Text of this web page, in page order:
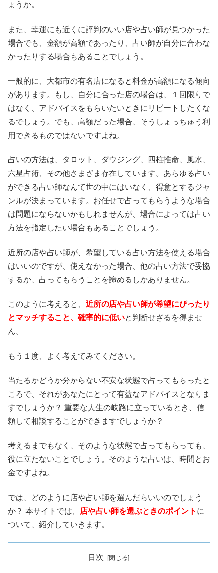
ょうか。
また、幸運にも近くに評判のいい店や占い師が見つかった
場合でも、金額が高額であったり、占い師が自分に合わな
かったりする場合もあることでしょう。
一般的に、大都市の有名店になると料金が高額になる傾向
があります。もし、自分に合った店の場合は、１回限りで
はなく、アドバイスをもらいたいときにリピートしたくな
るでしょう。でも、高額だった場合、そうしょっちゅう利
用できるものではないですよね。
占いの方法は、タロット、ダウジング、四柱推命、風水、
六星占術、その他さまざま存在しています。あらゆる占い
ができる占い師なんて世の中にはいなく、得意とするジャ
ンルが決まっています。お任せで占ってもらうような場合
は問題にならないかもしれませんが、場合によっては占い
方法を指定したい場合もあることでしょう。
近所の店や占い師が、希望している占い方法を使える場合
はいいのですが、使えなかった場合、他の占い方法で妥協
するか、占ってもらうことを諦めるしかありません。
このように考えると、 近所の店や占い師が希望にぴったり
とマッチすること、確率的に低いと判断せざるを得ませ
ん。
もう１度、よく考えてみてください。
当たるかどうか分からない不安な状態で占ってもらったと
ころで、それがあなたにとって有益なアドバイスとなりま
すでしょうか？ 重要な人生の岐路に立っているとき、信
頼して相談することができますでしょうか？
考えるまでもなく、そのような状態で占ってもらっても、
役に立たないことでしょう。そのような占いは、時間とお
金ですよね。
では、どのように店や占い師を選んだらいいのでしょう
か？ 本サイトでは、
店や占い師を選ぶときのポイント に
ついて、紹介していきます。
目次